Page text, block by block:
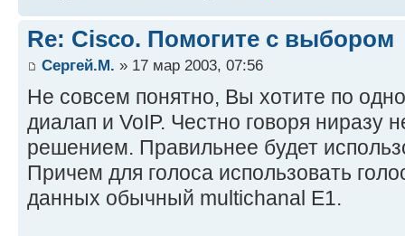
Re: Cisco. Помогите с выбором
Сергей.М. » 17 мар 2003, 07:56
Не совсем понятно, Вы хотите по
диалап и VoIP. Честно говоря ниразу
решением. Правильнее будет
Причем для голоса использовать
данных обычный multichanal E1.